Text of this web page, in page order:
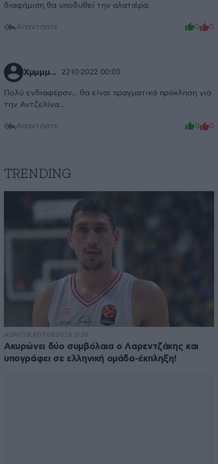
διαφήμιση θα υποδυθεί την αλατιέρα.
Απαντήστε 0 0
Χμμμμ... 22·10·2022 00:03
Πολύ ενδιαφέρον... θα είναι πραγματικά πρόκληση για
την Αντζελίνα...
Απαντήστε 0 0
TRENDING
ΑΘΛΗΤΙΚΑ07·08·2026 21:30
Ακυρώνει δύο συμβόλαια ο Λαρεντζάκης και
υπογράφει σε ελληνική ομάδα-έκπληξη!